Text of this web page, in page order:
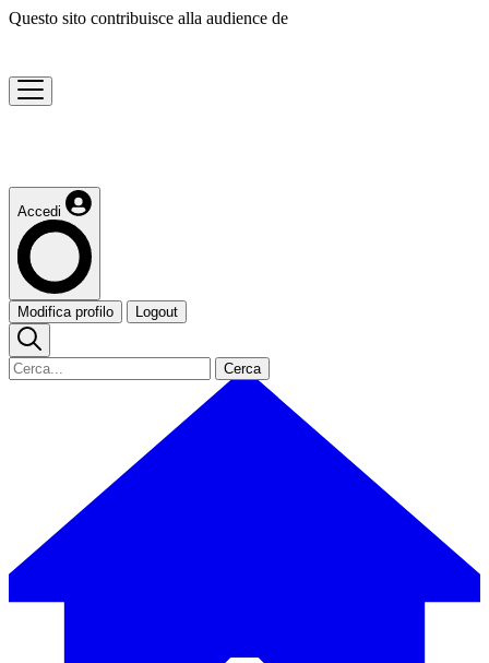
Questo sito contribuisce alla audience de
Accedi
Modifica profilo Logout
Cerca